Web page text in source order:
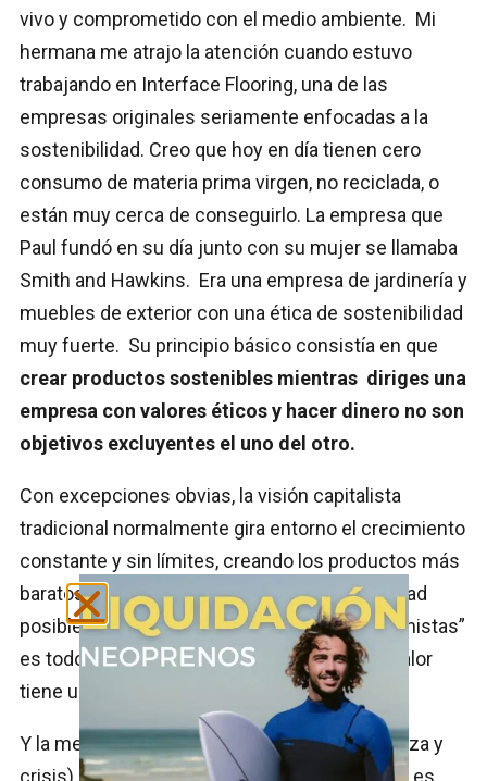
vivo y comprometido con el medio ambiente. Mi
hermana me atrajo la atención cuando estuvo
trabajando en Interface Flooring, una de las
empresas originales seriamente enfocadas a la
sostenibilidad. Creo que hoy en día tienen cero
consumo de materia prima virgen, no reciclada, o
están muy cerca de conseguirlo. La empresa que
Paul fundó en su día junto con su mujer se llamaba
Smith and Hawkins. Era una empresa de jardinería y
muebles de exterior con una ética de sostenibilidad
muy fuerte. Su principio básico consistía en que
crear productos sostenibles mientras diriges una
empresa con valores éticos y hacer dinero no son
objetivos excluyentes el uno del otro.
Con excepciones obvias, la visión capitalista
tradicional normalmente gira entorno el crecimiento
constante y sin límites, creando los productos más
baratos posibles y vendiendo la mayor cantidad
posible. Crear el llamado “valor para los accionistas”
es todo lo que importa y normalmente, ese valor
tiene un horizonte de corta duración.
Y la mentalidad cíclica de la economía (bonanza y
crisis) inherente a esta estrategia de negocio es